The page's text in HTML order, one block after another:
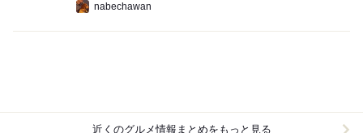
nabechawan
近くのグルメ情報まとめをもっと見る